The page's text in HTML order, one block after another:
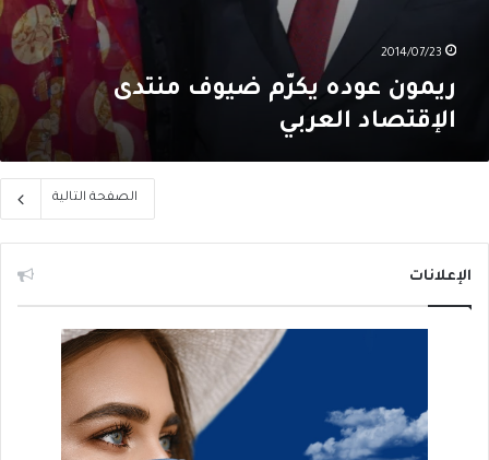
2014/07/23
ريمون عوده يكرّم ضيوف منتدى
الإقتصاد العربي
الصفحة التالية
الإعلانات